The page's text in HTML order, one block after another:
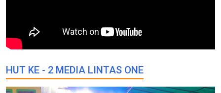
HUT KE - 2 MEDIA LINTAS ONE